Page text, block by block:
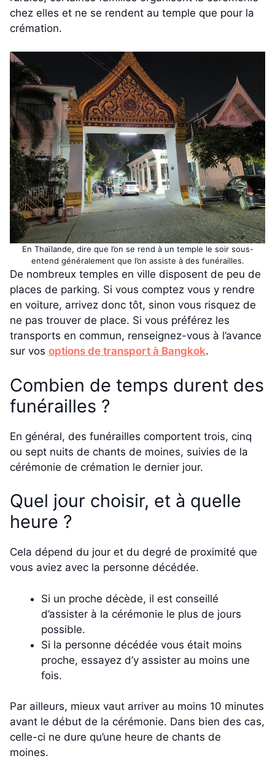
chez elles et ne se rendent au temple que pour la
crémation.
En Thaïlande, dire que l’on se rend à un temple le soir sous-
entend généralement que l’on assiste à des funérailles.
De nombreux temples en ville disposent de peu de
places de parking. Si vous comptez vous y rendre
en voiture, arrivez donc tôt, sinon vous risquez de
ne pas trouver de place. Si vous préférez les
transports en commun, renseignez-vous à l’avance
sur vos options de transport à Bangkok.
Combien de temps durent des
funérailles ?
En général, des funérailles comportent trois, cinq
ou sept nuits de chants de moines, suivies de la
cérémonie de crémation le dernier jour.
Quel jour choisir, et à quelle
heure ?
Cela dépend du jour et du degré de proximité que
vous aviez avec la personne décédée.
Si un proche décède, il est conseillé
d’assister à la cérémonie le plus de jours
possible.
Si la personne décédée vous était moins
proche, essayez d’y assister au moins une
fois.
Par ailleurs, mieux vaut arriver au moins 10 minutes
avant le début de la cérémonie. Dans bien des cas,
celle-ci ne dure qu’une heure de chants de
moines.